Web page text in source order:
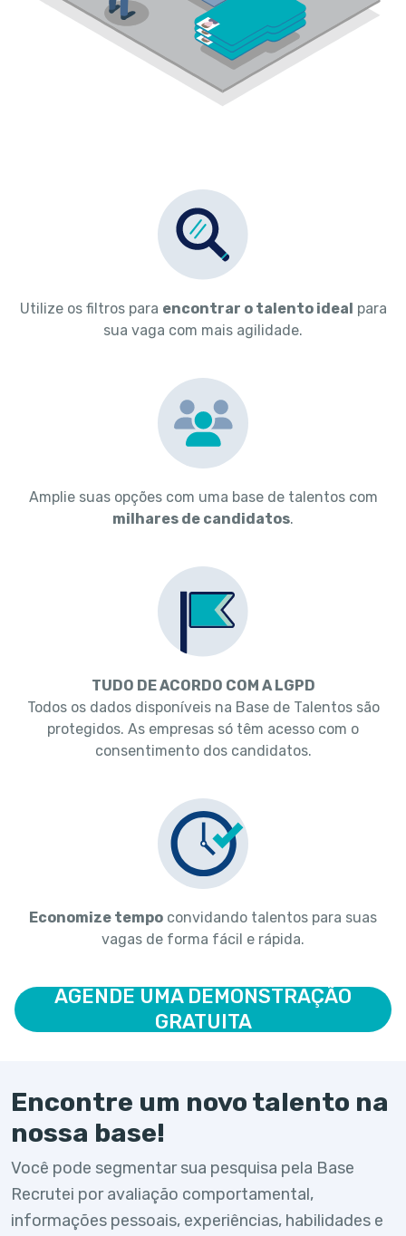
Utilize os filtros para encontrar o talento ideal para
sua vaga com mais agilidade.
Amplie suas opções com uma base de talentos com
milhares de candidatos.
TUDO DE ACORDO COM A LGPD
Todos os dados disponíveis na Base de Talentos são
protegidos. As empresas só têm acesso com o
consentimento dos candidatos.
Economize tempo convidando talentos para suas
vagas de forma fácil e rápida.
AGENDE UMA DEMONSTRAÇÃO
GRATUITA
Encontre um novo talento na
nossa base!
Você pode segmentar sua pesquisa pela Base
Recrutei por avaliação comportamental,
informações pessoais, experiências, habilidades e